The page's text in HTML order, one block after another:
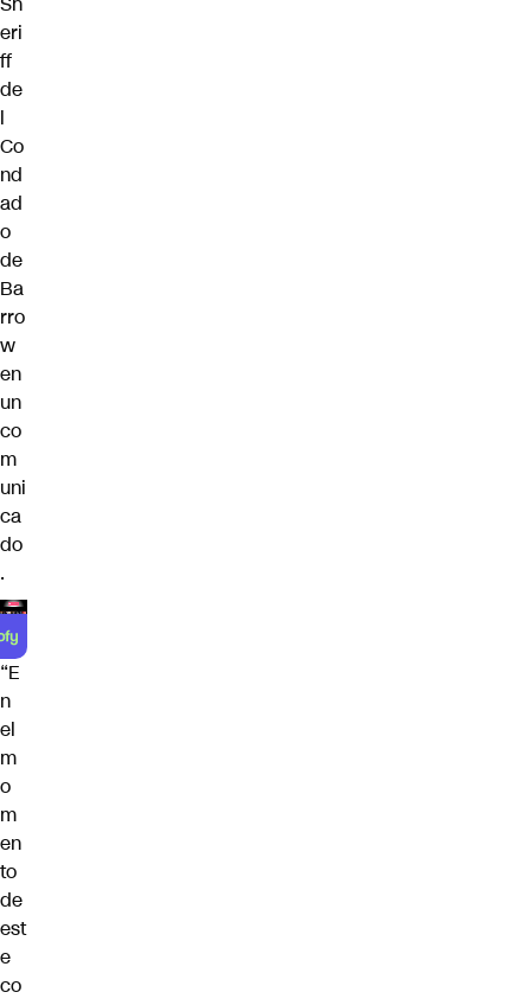
eri
ff
de
l
Co
nd
ad
o
de
Ba
rro
w
en
un
co
m
uni
ca
do
.
“E
n
el
m
o
m
en
to
de
est
e
co